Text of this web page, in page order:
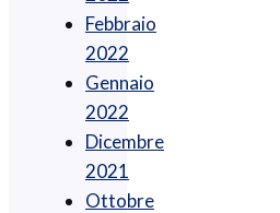
Febbraio
2022
Gennaio
2022
Dicembre
2021
Ottobre